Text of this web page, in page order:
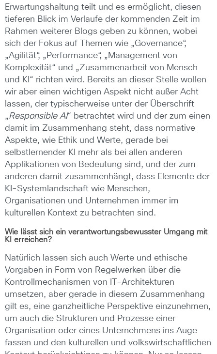
Erwartungshaltung teilt und es ermöglicht, diesen
tieferen Blick im Verlaufe der kommenden Zeit im
Rahmen weiterer Blogs geben zu können, wobei
sich der Fokus auf Themen wie „Governance“,
„Agilität“, „Performance“, „Management von
Komplexität“ und „Zusammenarbeit von Mensch
und KI“ richten wird. Bereits an dieser Stelle wollen
wir aber einen wichtigen Aspekt nicht außer Acht
lassen, der typischerweise unter der Überschrift
„Responsible AI“ betrachtet wird und der zum einen
damit im Zusammenhang steht, dass normative
Aspekte, wie Ethik und Werte, gerade bei
selbstlernender KI mehr als bei allen anderen
Applikationen von Bedeutung sind, und der zum
anderen damit zusammenhängt, dass Elemente der
KI-Systemlandschaft wie Menschen,
Organisationen und Unternehmen immer im
kulturellen Kontext zu betrachten sind.
Wie lässt sich ein verantwortungsbewusster Umgang mit
KI erreichen?
Natürlich lassen sich auch Werte und ethische
Vorgaben in Form von Regelwerken über die
Kontrollmechanismen von IT-Architekturen
umsetzen, aber gerade in diesem Zusammenhang
gilt es, eine ganzheitliche Perspektive einzunehmen,
um auch die Strukturen und Prozesse einer
Organisation oder eines Unternehmens ins Auge
fassen und den kulturellen und volkswirtschaftlichen